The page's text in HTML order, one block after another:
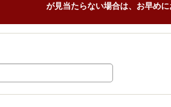
が見当たらない場合は、お早め